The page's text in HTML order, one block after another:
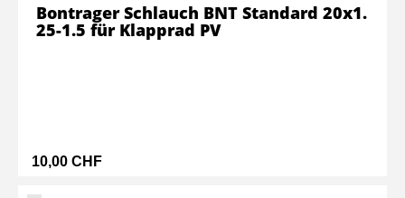
10,00 CHF
Bontrager Schlauch BNT Standard 20x1.
25-1.5 für Klapprad PV